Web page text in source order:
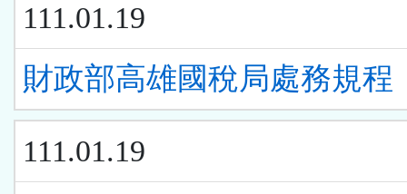
111.01.19
財政部高雄國稅局處務規程
111.01.19